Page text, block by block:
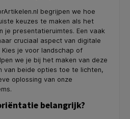
begrijpen we hoe
keuzes te maken als het
je presentatieruimtes. Een vaak
cruciaal aspect van digitale
je voor landschap of
we je bij het maken van deze
van beide opties toe te lichten,
oplossing van onze
belangrijk?